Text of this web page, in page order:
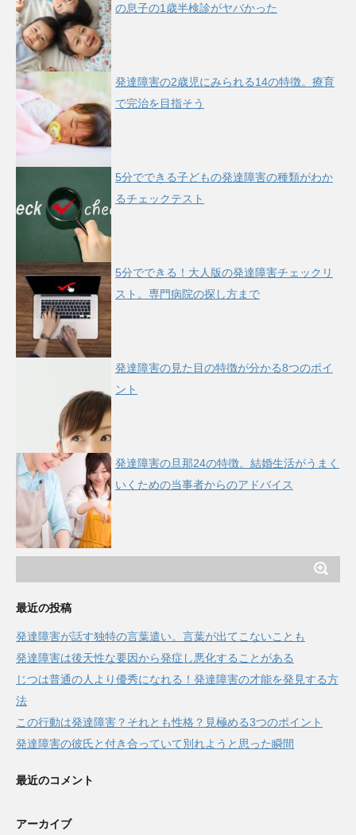
の息子の1歳半検診がヤバかった
発達障害の2歳児にみられる14の特徴。療育
で完治を目指そう
5分でできる子どもの発達障害の種類がわか
るチェックテスト
5分でできる！大人版の発達障害チェックリ
スト。専門病院の探し方まで
発達障害の見た目の特徴が分かる8つのポイ
ント
発達障害の旦那24の特徴。結婚生活がうまく
いくための当事者からのアドバイス
最近の投稿
発達障害が話す独特の言葉遣い。言葉が出てこないことも
発達障害は後天性な要因から発症し悪化することがある
じつは普通の人より優秀になれる！発達障害の才能を発見する方
法
この行動は発達障害？それとも性格？見極める3つのポイント
発達障害の彼氏と付き合っていて別れようと思った瞬間
最近のコメント
アーカイブ